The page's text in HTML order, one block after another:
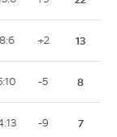
8:6 +2 13
-5 8
-9 7